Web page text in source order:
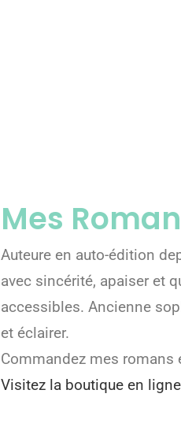
Mes
Auteure en auto-édition
avec sincérité, apaiser et
accessibles. Ancienne
et éclairer.
Commandez mes romans
Visitez la boutique en